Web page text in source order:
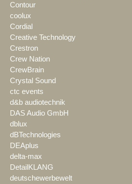
Contour
coolux
Cordial
Creative Technology
Crestron
Crew Nation
CrewBrain
Crystal Sound
ctc events
d&b audiotechnik
DAS Audio GmbH
dblux
dBTechnologies
DEAplus
delta-max
DetailKLANG
deutschewerbewelt